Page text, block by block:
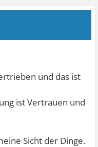
und das ist
ist Vertrauen und
Sicht der Dinge.